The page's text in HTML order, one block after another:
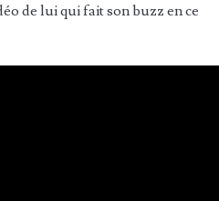
de lui qui fait son buzz en ce